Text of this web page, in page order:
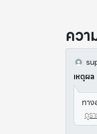
ควา
เหตุผล
ทา
ดูร